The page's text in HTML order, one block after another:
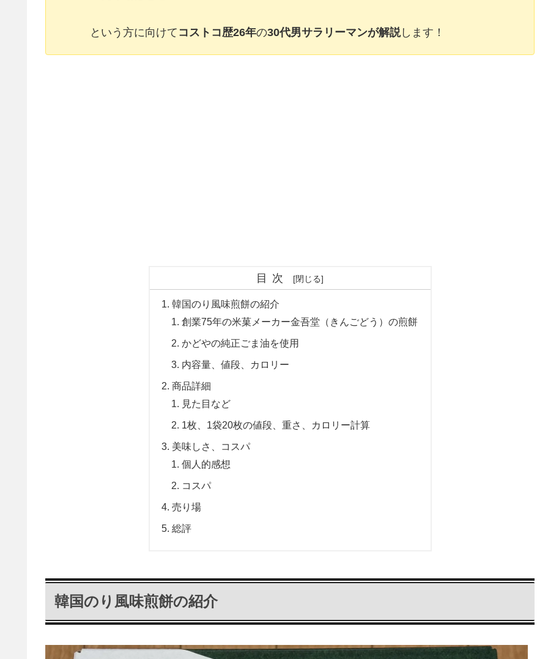
という方に向けて コストコ歴26年の30代男サラリーマンが解説します！
目次
韓国のり風味煎餅の紹介
創業75年の米菓メーカー金吾堂（きんごどう）の煎餅
かどやの純正ごま油を使用
内容量、値段、カロリー
商品詳細
見た目など
1枚、1袋20枚の値段、重さ、カロリー計算
美味しさ、コスパ
個人的感想
コスパ
売り場
総評
韓国のり風味煎餅の紹介